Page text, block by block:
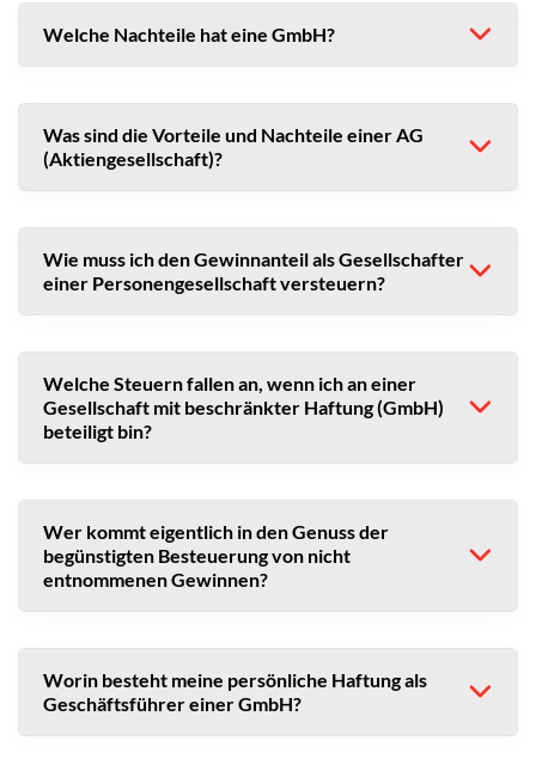
Welche Nachteile hat eine GmbH?
Was sind die Vorteile und Nachteile einer AG
(Aktiengesellschaft)?
Wie muss ich den Gewinnanteil als Gesellschafter
einer Personengesellschaft versteuern?
Welche Steuern fallen an, wenn ich an einer
Gesellschaft mit beschränkter Haftung (GmbH)
beteiligt bin?
Wer kommt eigentlich in den Genuss der
begünstigten Besteuerung von nicht
entnommenen Gewinnen?
Worin besteht meine persönliche Haftung als
Geschäftsführer einer GmbH?